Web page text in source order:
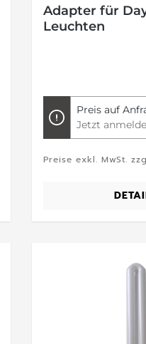
Adapter für
Leuchten
Preis auf
Jetzt
Preise exkl. MwSt.